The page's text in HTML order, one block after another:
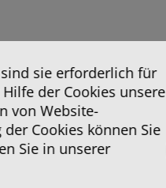
sie erforderlich für
der Cookies unsere
von Website-
Cookies können Sie
Sie in unserer